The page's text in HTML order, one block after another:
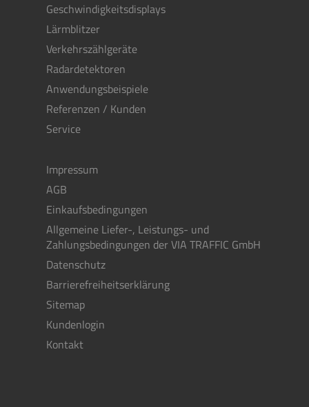
Geschwindigkeitsdisplays
Lärmblitzer
Verkehrszählgeräte
Radardetektoren
Anwendungsbeispiele
Referenzen / Kunden
Service
Impressum
AGB
Einkaufsbedingungen
Allgemeine Liefer-, Leistungs- und
Zahlungsbedingungen der VIA TRAFFIC GmbH
Datenschutz
Barrierefreiheitserklärung
Sitemap
Kundenlogin
Kontakt